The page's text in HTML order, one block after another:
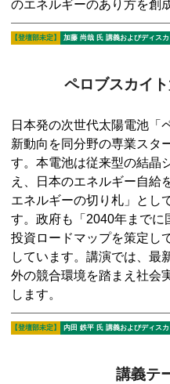
のエネルギーのあり方を創
【登壇部未定】 加藤 尚哉 氏 講義およびディス
ペロブスカイ
日本発の次世代太陽電池「
新動向を同分野の専業スタ
す。本電池は従来型の結晶
え、日本のエネルギー自給
エネルギーの切り札」とし
す。政府も「2040年までに
投資ロードマップを策定し
しています。講演では、最
外の競合環境を踏まえ社会
します。
【登壇部未定】 内田 鉄平 氏 講義およびディス
講義テ